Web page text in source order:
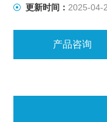
更新时间： 2025-04-
产品咨询